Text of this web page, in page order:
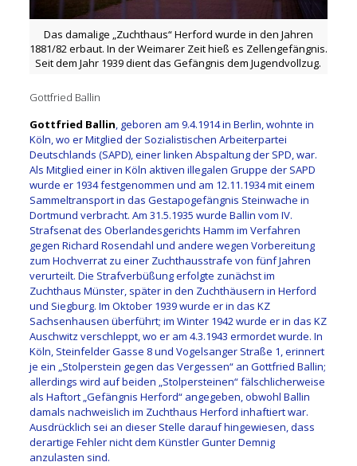
Das damalige „Zuchthaus“ Herford wurde in den Jahren
1881/82 erbaut. In der Weimarer Zeit hieß es Zellengefängnis.
Seit dem Jahr 1939 dient das Gefängnis dem Jugendvollzug.
Gottfried Ballin
Gottfried Ballin, geboren am 9.4.1914 in Berlin, wohnte in
Köln, wo er Mitglied der Sozialistischen Arbeiterpartei
Deutschlands (SAPD), einer linken Abspaltung der SPD, war.
Als Mitglied einer in Köln aktiven illegalen Gruppe der SAPD
wurde er 1934 festgenommen und am 12.11.1934 mit einem
Sammeltransport in das Gestapogefängnis Steinwache in
Dortmund verbracht. Am 31.5.1935 wurde Ballin vom IV.
Strafsenat des Oberlandesgerichts Hamm im Verfahren
gegen Richard Rosendahl und andere wegen Vorbereitung
zum Hochverrat zu einer Zuchthausstrafe von fünf Jahren
verurteilt. Die Strafverbüßung erfolgte zunächst im
Zuchthaus Münster, später in den Zuchthäusern in Herford
und Siegburg. Im Oktober 1939 wurde er in das KZ
Sachsenhausen überführt; im Winter 1942 wurde er in das KZ
Auschwitz verschleppt, wo er am 4.3.1943 ermordet wurde. In
Köln, Steinfelder Gasse 8 und Vogelsanger Straße 1, erinnert
je ein „Stolperstein gegen das Vergessen“ an Gottfried Ballin;
allerdings wird auf beiden „Stolpersteinen“ fälschlicherweise
als Haftort „Gefängnis Herford“ angegeben, obwohl Ballin
damals nachweislich im Zuchthaus Herford inhaftiert war.
Ausdrücklich sei an dieser Stelle darauf hingewiesen, dass
derartige Fehler nicht dem Künstler Gunter Demnig
anzulasten sind.